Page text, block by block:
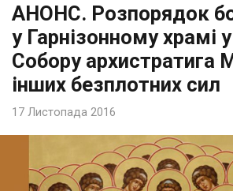
АНОНС. Розпорядок
у Гарнізонному храмі
Собору архистратига
інших безплотних сил
17 Листопада 2016